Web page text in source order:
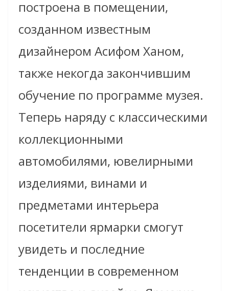
построена в помещении,
созданном известным
дизайнером Асифом Ханом,
также некогда закончившим
обучение по программе музея.
Теперь наряду с классическими
коллекционными
автомобилями, ювелирными
изделиями, винами и
предметами интерьера
посетители ярмарки смогут
увидеть и последние
тенденции в современном